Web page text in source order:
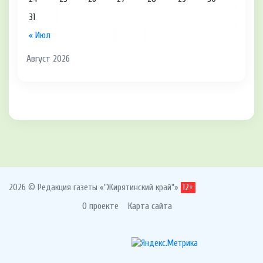
Август 2026
« Июл
31
2026 © Редакция газеты «"Жирятинский край"» 12+
О проекте Карта сайта